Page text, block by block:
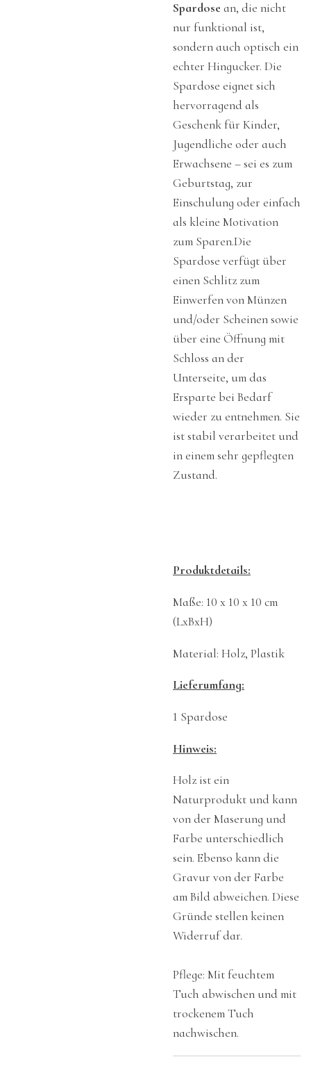
Spardose an, die nicht
nur funktional ist,
sondern auch optisch ein
echter Hingucker. Die
Spardose eignet sich
hervorragend als
Geschenk für Kinder,
Jugendliche oder auch
Erwachsene – sei es zum
Geburtstag, zur
Einschulung oder einfach
als kleine Motivation
zum Sparen.Die
Spardose verfügt über
einen Schlitz zum
Einwerfen von Münzen
und/oder Scheinen sowie
über eine Öffnung mit
Schloss an der
Unterseite, um das
Ersparte bei Bedarf
wieder zu entnehmen. Sie
ist stabil verarbeitet und
in einem sehr gepflegten
Zustand.
Produktdetails:
Maße: 10 x 10 x 10 cm
(LxBxH)
Material: Holz, Plastik
Lieferumfang:
1 Spardose
Hinweis:
Holz ist ein
Naturprodukt und kann
von der Maserung und
Farbe unterschiedlich
sein. Ebenso kann die
Gravur von der Farbe
am Bild abweichen. Diese
Gründe stellen keinen
Widerruf dar.
Pflege: Mit feuchtem
Tuch abwischen und mit
trockenem Tuch
nachwischen.